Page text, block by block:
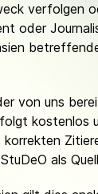
verfolgen
oder
von uns
kostenlos
als